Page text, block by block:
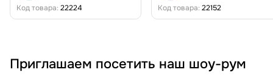
Код товара: 22224
Код товара: 22152
Приглашаем посетить наш шоу-рум